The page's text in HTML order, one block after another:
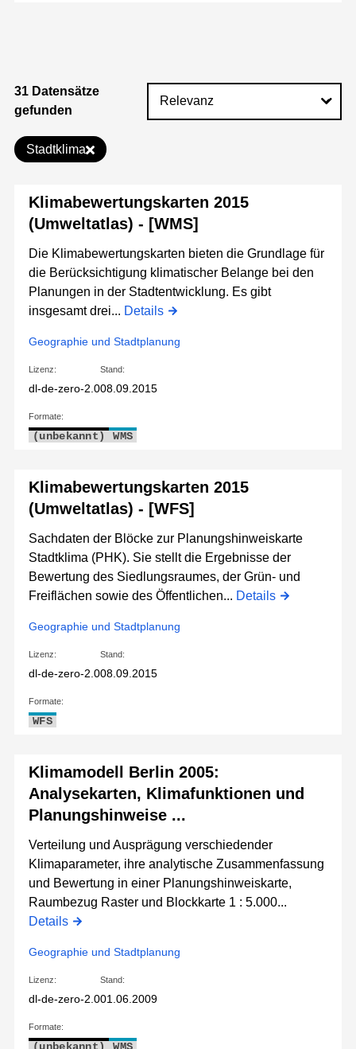
31 Datensätze
gefunden
Stadtklima
Klimabewertungskarten 2015
(Umweltatlas) - [WMS]
Die Klimabewertungskarten bieten die Grundlage für
die Berücksichtigung klimatischer Belange bei den
Planungen in der Stadtentwicklung. Es gibt
insgesamt drei... Details
Geographie und Stadtplanung
Lizenz:
dl-de-zero-2.0
Stand:
08.09.2015
Formate:
(unbekannt) WMS
Klimabewertungskarten 2015
(Umweltatlas) - [WFS]
Sachdaten der Blöcke zur Planungshinweiskarte
Stadtklima (PHK). Sie stellt die Ergebnisse der
Bewertung des Siedlungsraumes, der Grün- und
Freiflächen sowie des Öffentlichen... Details
Geographie und Stadtplanung
Lizenz:
dl-de-zero-2.0
Stand:
08.09.2015
Formate:
WFS
Klimamodell Berlin 2005:
Analysekarten, Klimafunktionen und
Planungshinweise ...
Verteilung und Ausprägung verschiedender
Klimaparameter, ihre analytische Zusammenfassung
und Bewertung in einer Planungshinweiskarte,
Raumbezug Raster und Blockkarte 1 : 5.000...
Details
Geographie und Stadtplanung
Lizenz:
dl-de-zero-2.0
Stand:
01.06.2009
Formate: